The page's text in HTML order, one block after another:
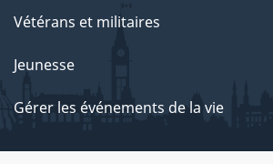
Vétérans et militaires
Jeunesse
Gérer les événements de la vie